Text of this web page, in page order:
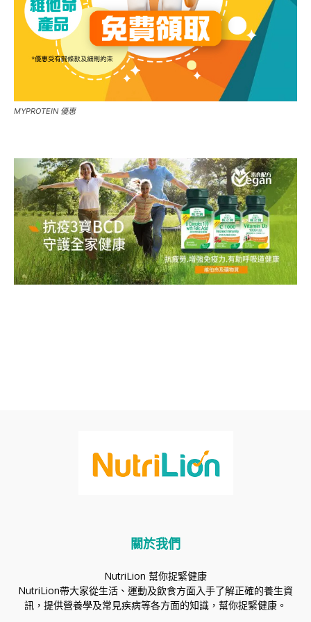
MYPROTEIN 優惠
關於我們
NutriLion 幫你捉緊健康
NutriLion帶大家從生活、運動及飲食方面入手了解正確的養生資
訊，提供營養學及常見疾病等各方面的知識，幫你捉緊健康。